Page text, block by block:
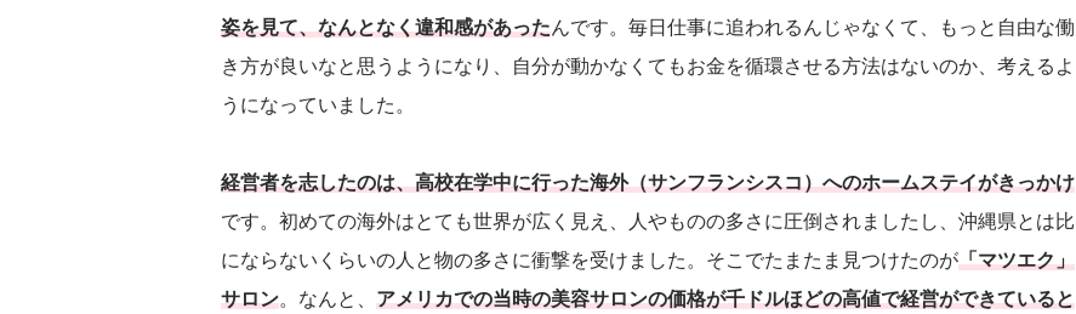
姿を見て、なんとなく違和感があったんです。毎日仕事に追われるんじゃなくて、もっと自由な働
き方が良いなと思うようになり、自分が動かなくてもお金を循環させる方法はないのか、考えるよ
うになっていました。
経営者を志したのは、高校在学中に行った海外（サンフランシスコ）へのホームステイがきっかけ
です。初めての海外はとても世界が広く見え、人やものの多さに圧倒されましたし、沖縄県とは比
にならないくらいの人と物の多さに衝撃を受けました。そこでたまたま見つけたのが「マツエク」
サロン。なんと、 アメリカでの当時の美容サロンの価格が千ドルほどの高値で経営ができていると